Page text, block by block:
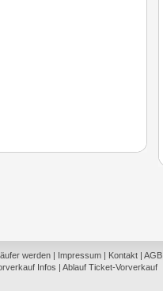
werden | Impressum | Kontakt | AGB
Infos | Ablauf Ticket-Vorverkauf